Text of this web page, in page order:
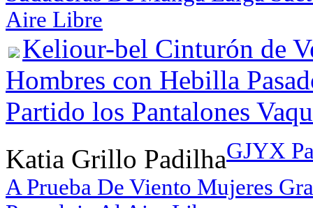
Aire Libre
Keliour-bel Cinturón de
Hombres con Hebilla
Partido los Pantalones
Katia Grillo PadilhaGJYX
A Prueba De Viento Mujeres